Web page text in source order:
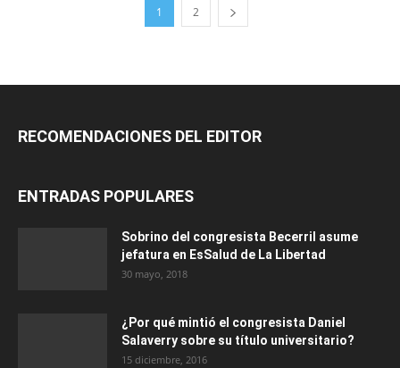
1 2
RECOMENDACIONES DEL EDITOR
ENTRADAS POPULARES
Sobrino del congresista Becerril asume
jefatura en EsSalud de La Libertad
30 mayo, 2018
¿Por qué mintió el congresista Daniel
Salaverry sobre su título universitario?
15 diciembre, 2016